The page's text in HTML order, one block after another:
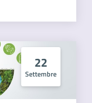
22
Settembre